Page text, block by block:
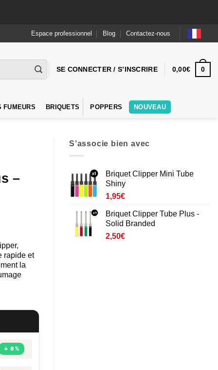
Espace professionnel Blog Contactez-nous
SE CONNECTER / S’INSCRIRE 0,00€ 0
FUMEURS BRIQUETS POPPERS NOUVEAU
–
rapide et
la
↓ 8%
S’associe bien avec
Briquet Clipper Mini Tube
Shiny
1,95€
Briquet Clipper Tube Plus -
Solid Branded
2,50€